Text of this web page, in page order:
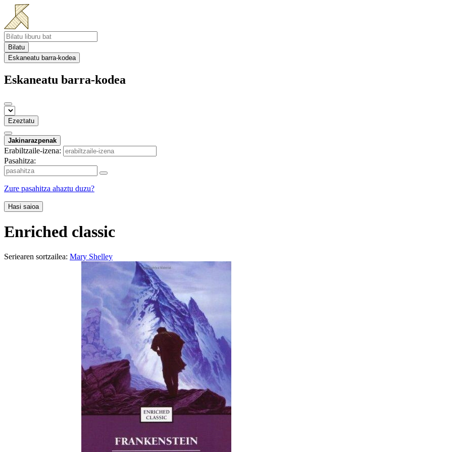
Bilatu
Eskaneatu barra-kodea
Eskaneatu barra-kodea
Ezeztatu
Jakinarazpenak
Erabiltzaile-izena:
Pasahitza:
Zure pasahitza ahaztu duzu?
Hasi saioa
Enriched classic
Seriearen sortzailea: Mary Shelley